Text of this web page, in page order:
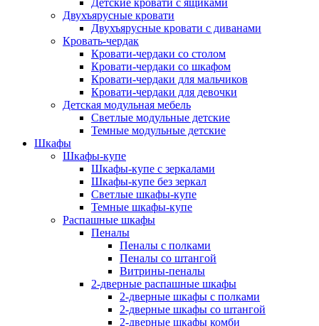
Детские кровати с ящиками
Двухъярусные кровати
Двухъярусные кровати с диванами
Кровать-чердак
Кровати-чердаки со столом
Кровати-чердаки со шкафом
Кровати-чердаки для мальчиков
Кровати-чердаки для девочки
Детская модульная мебель
Светлые модульные детские
Темные модульные детские
Шкафы
Шкафы-купе
Шкафы-купе с зеркалами
Шкафы-купе без зеркал
Светлые шкафы-купе
Темные шкафы-купе
Распашные шкафы
Пеналы
Пеналы с полками
Пеналы со штангой
Витрины-пеналы
2-дверные распашные шкафы
2-дверные шкафы с полками
2-дверные шкафы со штангой
2-дверные шкафы комби